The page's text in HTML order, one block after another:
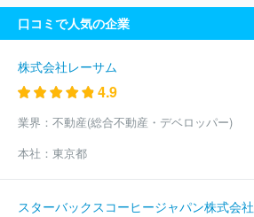
口コミで人気の企業
株式会社レーサム
4.9
業界： 不動産(総合不動産・デベロッパー)
本社： 東京都
スターバックスコーヒージャパン株式会社